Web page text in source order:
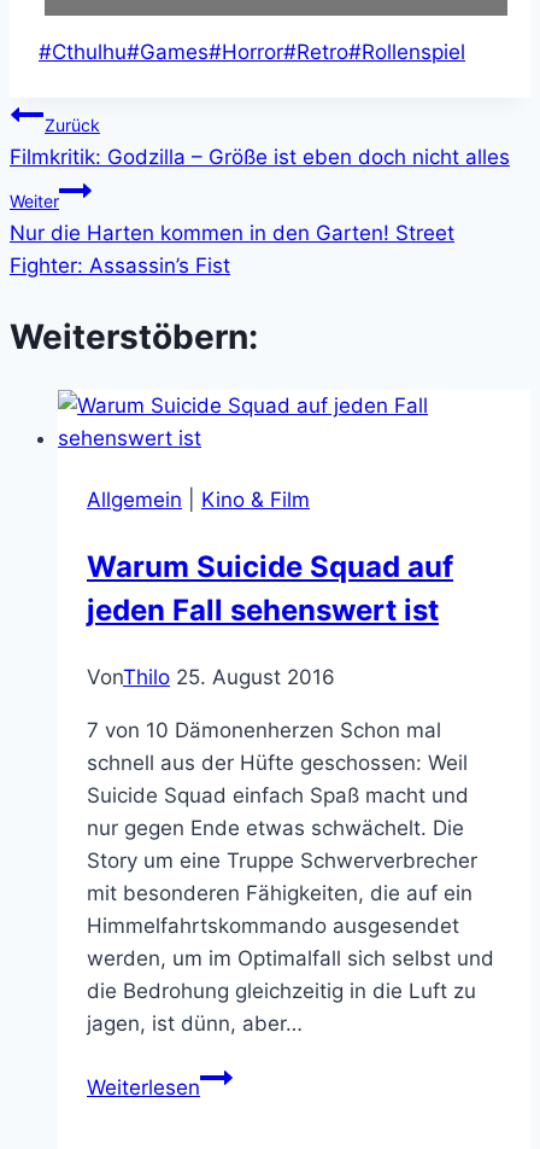
Schlagworte:
#Cthulhu#Games#Horror#Retro#Rollenspiel
Beitragsnavigation
Zurück
Filmkritik: Godzilla – Größe ist eben doch nicht alles
Weiter
Nur die Harten kommen in den Garten! Street
Fighter: Assassin’s Fist
Weiterstöbern:
Allgemein Kino & Film
Warum Suicide Squad auf
jeden Fall sehenswert ist
VonThilo 25. August 2016
7 von 10 Dämonenherzen Schon mal
schnell aus der Hüfte geschossen: Weil
Suicide Squad einfach Spaß macht und
nur gegen Ende etwas schwächelt. Die
Story um eine Truppe Schwerverbrecher
mit besonderen Fähigkeiten, die auf ein
Himmelfahrtskommando ausgesendet
werden, um im Optimalfall sich selbst und
die Bedrohung gleichzeitig in die Luft zu
jagen, ist dünn, aber…
WeiterlesenWarum